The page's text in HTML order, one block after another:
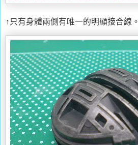
↑只有身體兩側有唯一的明顯接合線。